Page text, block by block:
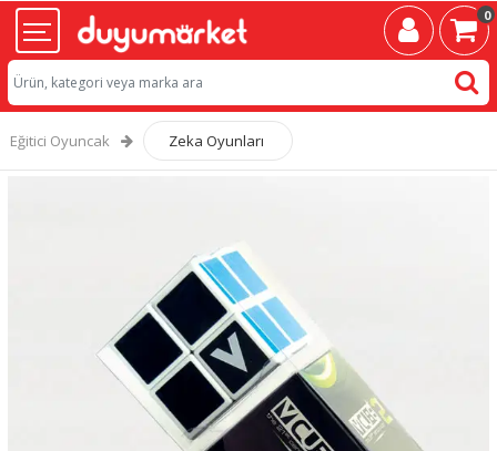
0
Eğitici Oyuncak Zeka Oyunları